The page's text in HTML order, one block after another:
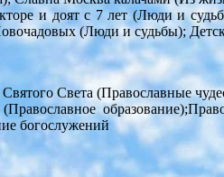
и доят с 7 лет (Люди и
(Люди и судьбы);
Света (Православные
богослужений